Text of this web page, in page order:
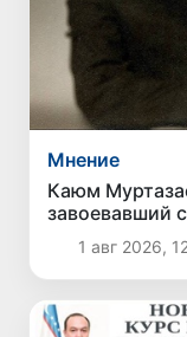
Мнение
Каюм
завоевавший
1 авг 2026,